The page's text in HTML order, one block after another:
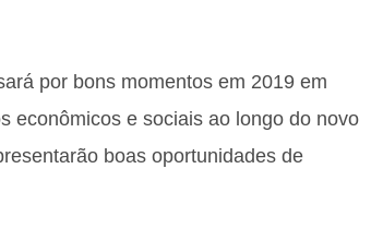
por bons momentos em 2019 em
econômicos e sociais ao longo do novo
boas oportunidades de